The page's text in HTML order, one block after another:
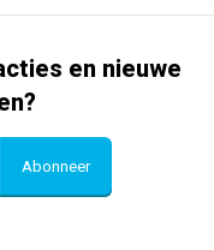
en nieuwe
Abonneer